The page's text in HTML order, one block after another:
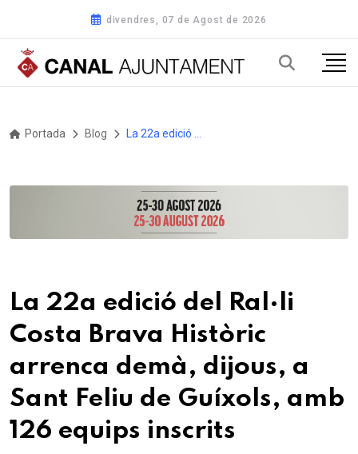
divendres, 07 de Agost de 2026
Portada Blog
La 22a edició del Ral·li
Costa Brava Històric
arrenca demà, dijous, a
Sant Feliu de Guíxols, amb
126 equips inscrits